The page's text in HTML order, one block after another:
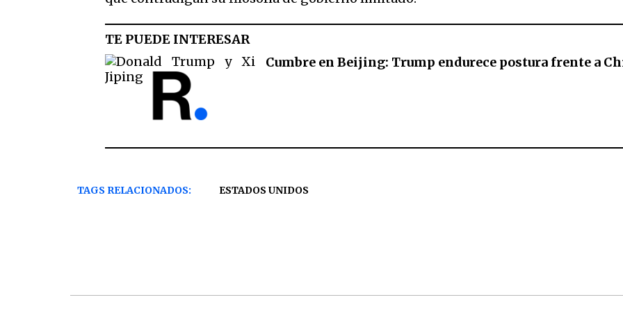
TE PUEDE INTERESAR
Cumbre en Beijing: Trump endurece postura frente a
TAGS RELACIONADOS: ESTADOS UNIDOS